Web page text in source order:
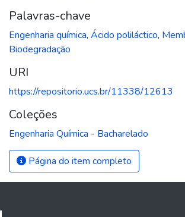
Palavras-chave
Engenharia química, Ácido poliláctico,
Biodegradação
URI
https://repositorio.ucs.br/11338/12613
Coleções
Engenharia Química - Bacharelado
Página do item completo